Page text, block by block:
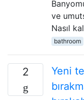
ve
Nasıl
bathroom
2
Yeni